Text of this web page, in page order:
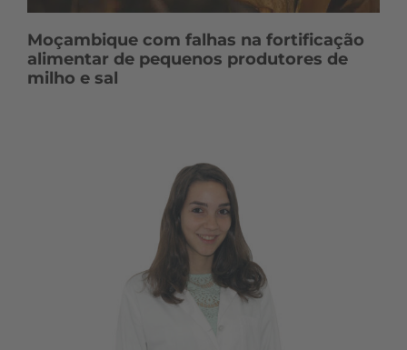
Moçambique com falhas na fortificação
alimentar de pequenos produtores de
milho e sal